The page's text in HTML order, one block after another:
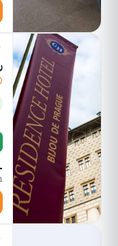
1 ليلة (شامل الضرائب) · 1 غرفة